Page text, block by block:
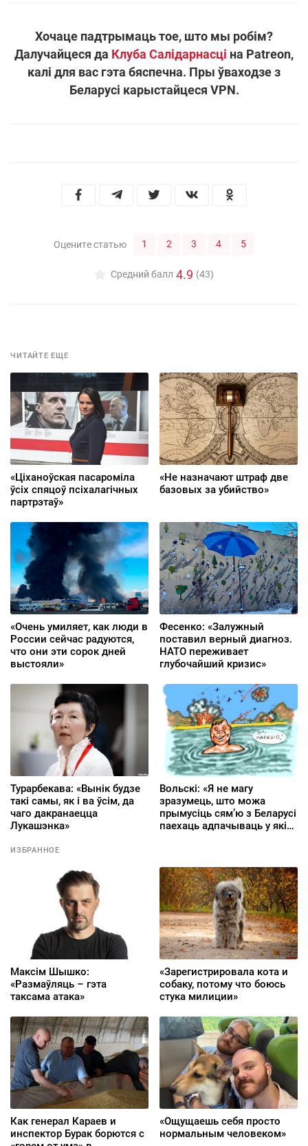
Хочаце падтрымаць тое, што мы робім?
Далучайцеся да Клуба Салідарнасці на Patreon,
калі для вас гэта бяспечна. Пры ўваходзе з
Беларусі карыстайцеся VPN.
Оцените статью 1 2 3 4 5
Средний балл 4.9 (43)
ЧИТАЙТЕ ЕЩЕ
«Ціханоўская пасароміла
ўсіх спяцоў псіхалагічных
партрэтаў»
«Не назначают штраф две
базовых за убийство»
«Очень умиляет, как люди в
России сейчас радуются,
что они эти сорок дней
выстояли»
Фесенко: «Залужный
поставил верный диагноз.
НАТО переживает
глубочайший кризис»
Турарбекава: «Вынік будзе
такі самы, як і ва ўсім, да
чаго дакранаецца
Лукашэнка»
Вольскі: «Я не магу
зразумець, што можа
прымусіць сям’ю з Беларусі
паехаць адпачываць у які
ИЗБРАННОЕ
Максім Шышко:
«Размаўляць – гэта
таксама атака»
«Зарегистрировала кота и
собаку, потому что боюсь
стука милиции»
Как генерал Караев и
инспектор Бурак борются с
«Ощущаешь себя просто
нормальным человеком»